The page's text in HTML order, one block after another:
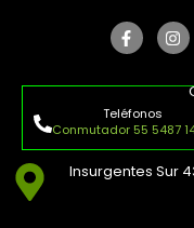
Teléfonos
Conmutador 55 5487
Insurgentes Sur